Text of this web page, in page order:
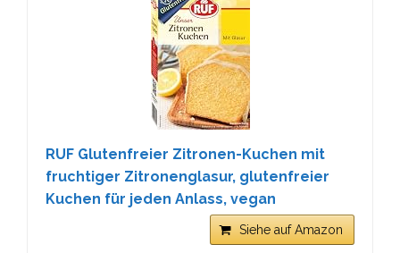
RUF Glutenfreier Zitronen-Kuchen mit
fruchtiger Zitronenglasur, glutenfreier
Kuchen für jeden Anlass, vegan
Siehe auf Amazon